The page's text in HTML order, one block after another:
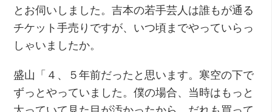
とお伺いしました。吉本の若手芸人は誰もが通る
チケット手売りですが、いつ頃までやっていらっ
しゃいましたか。
盛山「４、５年前だったと思います。寒空の下で
ずっとやっていました。僕の場合、当時はもっと